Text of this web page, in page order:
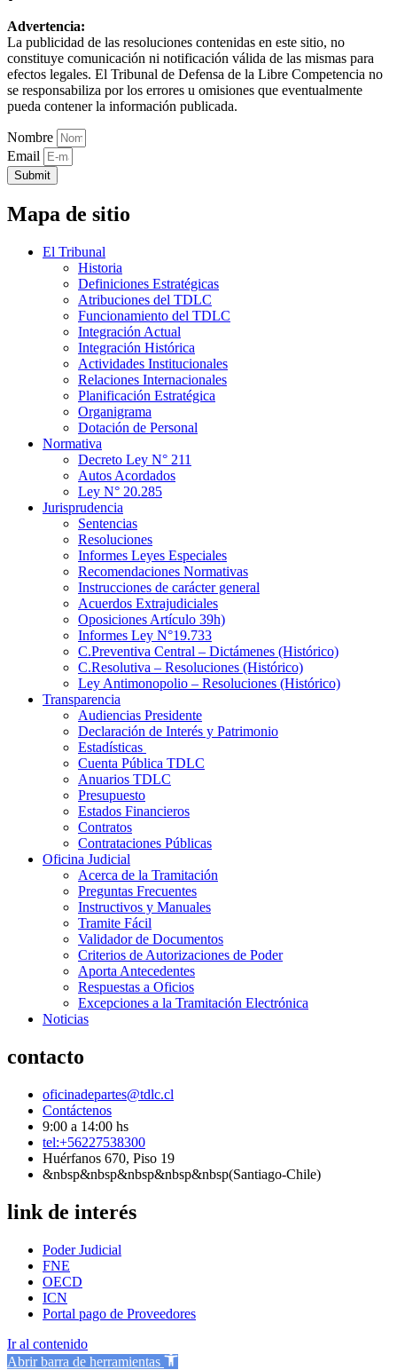
Advertencia:
La publicidad de las resoluciones contenidas en este sitio, no
constituye comunicación ni notificación válida de las mismas para
efectos legales. El Tribunal de Defensa de la Libre Competencia no
se responsabiliza por los errores u omisiones que eventualmente
pueda contener la información publicada.
Nombre
Email
Submit
Mapa de sitio
El Tribunal
Historia
Definiciones Estratégicas
Atribuciones del TDLC
Funcionamiento del TDLC
Integración Actual
Integración Histórica
Actividades Institucionales
Relaciones Internacionales
Planificación Estratégica
Organigrama
Dotación de Personal
Normativa
Decreto Ley N° 211
Autos Acordados
Ley N° 20.285
Jurisprudencia
Sentencias
Resoluciones
Informes Leyes Especiales
Recomendaciones Normativas
Instrucciones de carácter general
Acuerdos Extrajudiciales
Oposiciones Artículo 39h)
Informes Ley N°19.733
C.Preventiva Central – Dictámenes (Histórico)
C.Resolutiva – Resoluciones (Histórico)
Ley Antimonopolio – Resoluciones (Histórico)
Transparencia
Audiencias Presidente
Declaración de Interés y Patrimonio
Estadísticas
Cuenta Pública TDLC
Anuarios TDLC
Presupuesto
Estados Financieros
Contratos
Contrataciones Públicas
Oficina Judicial
Acerca de la Tramitación
Preguntas Frecuentes
Instructivos y Manuales
Tramite Fácil
Validador de Documentos
Criterios de Autorizaciones de Poder
Aporta Antecedentes
Respuestas a Oficios
Excepciones a la Tramitación Electrónica
Noticias
contacto
oficinadepartes@tdlc.cl
Contáctenos
9:00 a 14:00 hs
tel:+56227538300
Huérfanos 670, Piso 19
&nbsp&nbsp&nbsp&nbsp&nbsp(Santiago-Chile)
link de interés
Poder Judicial
FNE
OECD
ICN
Portal pago de Proveedores
Ir al contenido
Abrir barra de herramientas